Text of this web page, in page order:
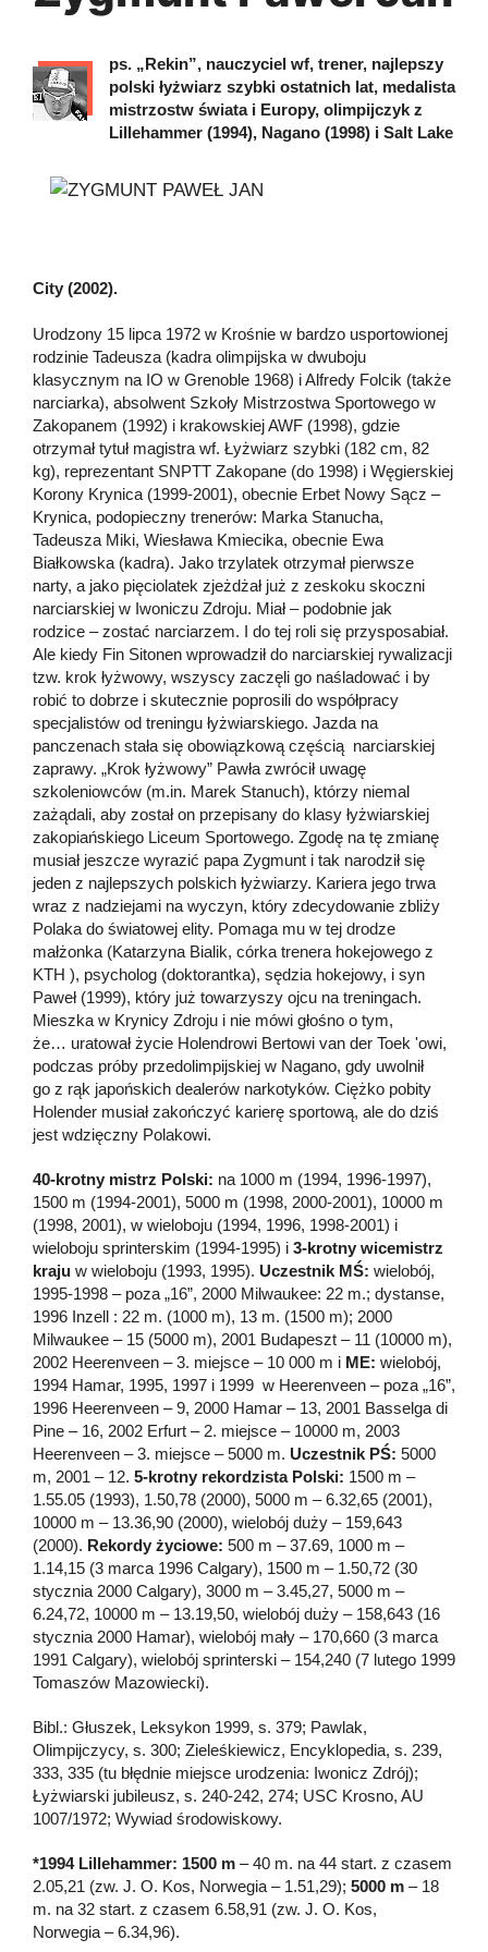
ps. „Rekin”, nauczyciel wf, trener, najlepszy
polski łyżwiarz szybki ostatnich lat, medalista
mistrzostw świata i Europy, olimpijczyk z
Lillehammer (1994), Nagano (1998) i Salt Lake
City (2002).
Urodzony 15 lipca 1972 w Krośnie w bardzo usportowionej
rodzinie Tadeusza (kadra olimpijska w dwuboju
klasycznym na IO w Grenoble 1968) i Alfredy Folcik (także
narciarka), absolwent Szkoły Mistrzostwa Sportowego w
Zakopanem (1992) i krakowskiej AWF (1998), gdzie
otrzymał tytuł magistra wf. Łyżwiarz szybki (182 cm, 82
kg), reprezentant SNPTT Zakopane (do 1998) i Węgierskiej
Korony Krynica (1999-2001), obecnie Erbet Nowy Sącz –
Krynica, podopieczny trenerów: Marka Stanucha,
Tadeusza Miki, Wiesława Kmiecika, obecnie Ewa
Białkowska (kadra). Jako trzylatek otrzymał pierwsze
narty, a jako pięciolatek zjeżdżał już z zeskoku skoczni
narciarskiej w Iwoniczu Zdroju. Miał – podobnie jak
rodzice – zostać narciarzem. I do tej roli się przysposabiał.
Ale kiedy Fin Sitonen wprowadził do narciarskiej rywalizacji
tzw. krok łyżwowy, wszyscy zaczęli go naśladować i by
robić to dobrze i skutecznie poprosili do współpracy
specjalistów od treningu łyżwiarskiego. Jazda na
panczenach stała się obowiązkową częścią narciarskiej
zaprawy. „Krok łyżwowy” Pawła zwrócił uwagę
szkoleniowców (m.in. Marek Stanuch), którzy niemal
zażądali, aby został on przepisany do klasy łyżwiarskiej
zakopiańskiego Liceum Sportowego. Zgodę na tę zmianę
musiał jeszcze wyrazić papa Zygmunt i tak narodził się
jeden z najlepszych polskich łyżwiarzy. Kariera jego trwa
wraz z nadziejami na wyczyn, który zdecydowanie zbliży
Polaka do światowej elity. Pomaga mu w tej drodze
małżonka (Katarzyna Bialik, córka trenera hokejowego z
KTH ), psycholog (doktorantka), sędzia hokejowy, i syn
Paweł (1999), który już towarzyszy ojcu na treningach.
Mieszka w Krynicy Zdroju i nie mówi głośno o tym,
że… uratował życie Holendrowi Bertowi van der Toek 'owi,
podczas próby przedolimpijskiej w Nagano, gdy uwolnił
go z rąk japońskich dealerów narkotyków. Ciężko pobity
Holender musiał zakończyć karierę sportową, ale do dziś
jest wdzięczny Polakowi.
40-krotny mistrz Polski: na 1000 m (1994, 1996-1997),
1500 m (1994-2001), 5000 m (1998, 2000-2001), 10000 m
(1998, 2001), w wieloboju (1994, 1996, 1998-2001) i
wieloboju sprinterskim (1994-1995) i 3-krotny wicemistrz
kraju w wieloboju (1993, 1995). Uczestnik MŚ: wielobój,
1995-1998 – poza „16”, 2000 Milwaukee: 22 m.; dystanse,
1996 Inzell : 22 m. (1000 m), 13 m. (1500 m); 2000
Milwaukee – 15 (5000 m), 2001 Budapeszt – 11 (10000 m),
2002 Heerenveen – 3. miejsce – 10 000 m i ME: wielobój,
1994 Hamar, 1995, 1997 i 1999 w Heerenveen – poza „16”,
1996 Heerenveen – 9, 2000 Hamar – 13, 2001 Basselga di
Pine – 16, 2002 Erfurt – 2. miejsce – 10000 m, 2003
Heerenveen – 3. miejsce – 5000 m. Uczestnik PŚ: 5000
m, 2001 – 12. 5-krotny rekordzista Polski: 1500 m –
1.55.05 (1993), 1.50,78 (2000), 5000 m – 6.32,65 (2001),
10000 m – 13.36,90 (2000), wielobój duży – 159,643
(2000). Rekordy życiowe: 500 m – 37.69, 1000 m –
1.14,15 (3 marca 1996 Calgary), 1500 m – 1.50,72 (30
stycznia 2000 Calgary), 3000 m – 3.45,27, 5000 m –
6.24,72, 10000 m – 13.19,50, wielobój duży – 158,643 (16
stycznia 2000 Hamar), wielobój mały – 170,660 (3 marca
1991 Calgary), wielobój sprinterski – 154,240 (7 lutego 1999
Tomaszów Mazowiecki).
Bibl.: Głuszek, Leksykon 1999, s. 379; Pawlak,
Olimpijczycy, s. 300; Zieleśkiewicz, Encyklopedia, s. 239,
333, 335 (tu błędnie miejsce urodzenia: Iwonicz Zdrój);
Łyżwiarski jubileusz, s. 240-242, 274; USC Krosno, AU
1007/1972; Wywiad środowiskowy.
*1994 Lillehammer: 1500 m – 40 m. na 44 start. z czasem
2.05,21 (zw. J. O. Kos, Norwegia – 1.51,29); 5000 m – 18
m. na 32 start. z czasem 6.58,91 (zw. J. O. Kos,
Norwegia – 6.34,96).